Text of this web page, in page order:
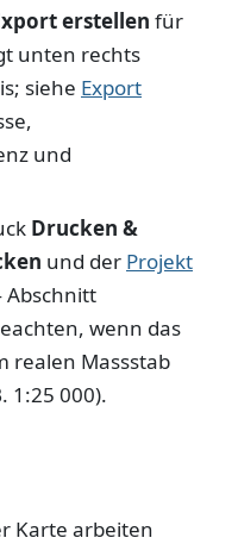
erstellen für
unten rechts
siehe Export
und
Drucken &
und der Projekt
wenn das
realen Massstab
1:25 000).
Karte arbeiten